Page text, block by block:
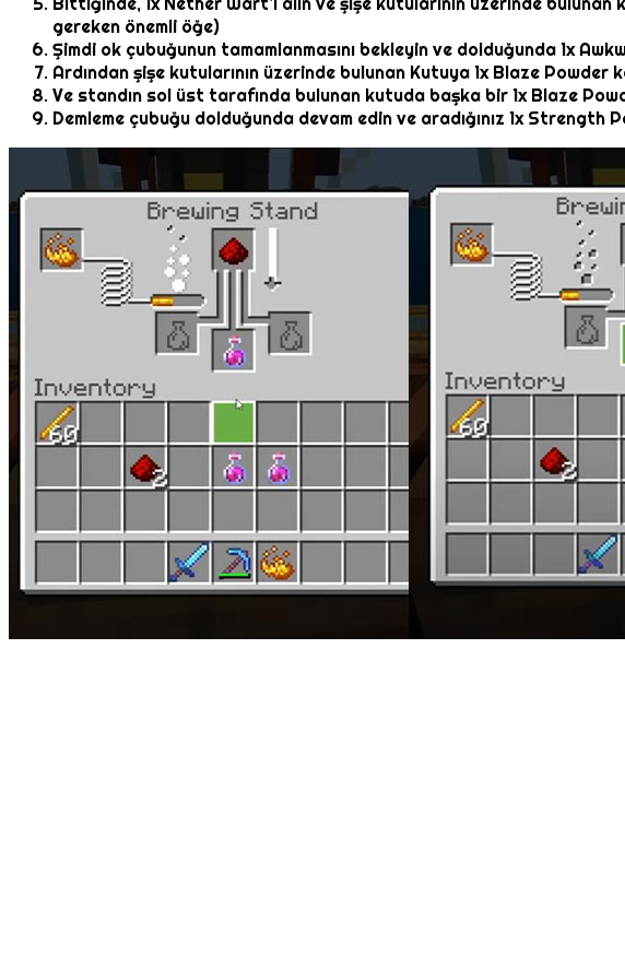
gereken önemli öğe)
Şimdi ok çubuğunun tamamlanmasını bekleyin ve dolduğunda 1x
Ardından şişe kutularının üzerinde bulunan Kutuya 1x Blaze Powder
Ve standın sol üst tarafında bulunan kutuda başka bir 1x Blaze
Demleme çubuğu dolduğunda devam edin ve aradığınız 1x Strength